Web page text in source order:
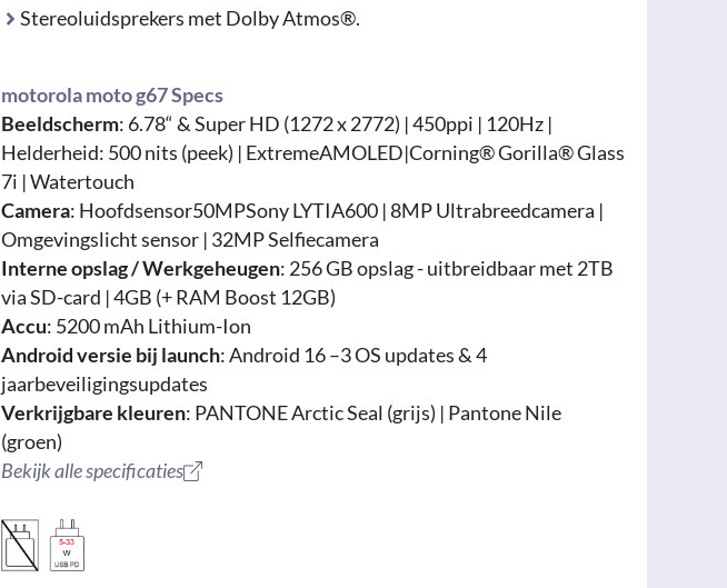
Stereoluidsprekers met Dolby Atmos®.
motorola moto g67 Specs
Beeldscherm: 6.78“ & Super HD (1272 x 2772) | 450ppi | 120Hz |
Helderheid: 500 nits (peek) | ExtremeAMOLED|Corning® Gorilla® Glass
7i | Watertouch
Camera: Hoofdsensor50MPSony LYTIA600 | 8MP Ultrabreedcamera |
Omgevingslicht sensor | 32MP Selfiecamera
Interne opslag / Werkgeheugen: 256 GB opslag - uitbreidbaar met 2TB
via SD-card | 4GB (+ RAM Boost 12GB)
Accu: 5200 mAh Lithium-Ion
Android versie bij launch: Android 16 –3 OS updates & 4
jaarbeveiligingsupdates
Verkrijgbare kleuren: PANTONE Arctic Seal (grijs) | Pantone Nile
(groen)
Bekijk alle specificaties